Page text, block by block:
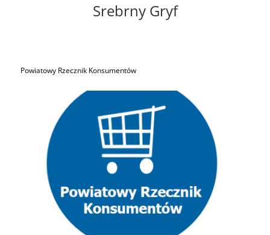
Srebrny Gryf
Powiatowy Rzecznik Konsumentów